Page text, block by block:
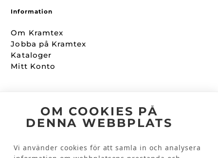
OM COOKIES PÅ
DENNA WEBBPLATS
Vi använder cookies för att samla in och analysera
Information
Om Kramtex
Jobba på Kramtex
Kataloger
Mitt Konto
Facebook